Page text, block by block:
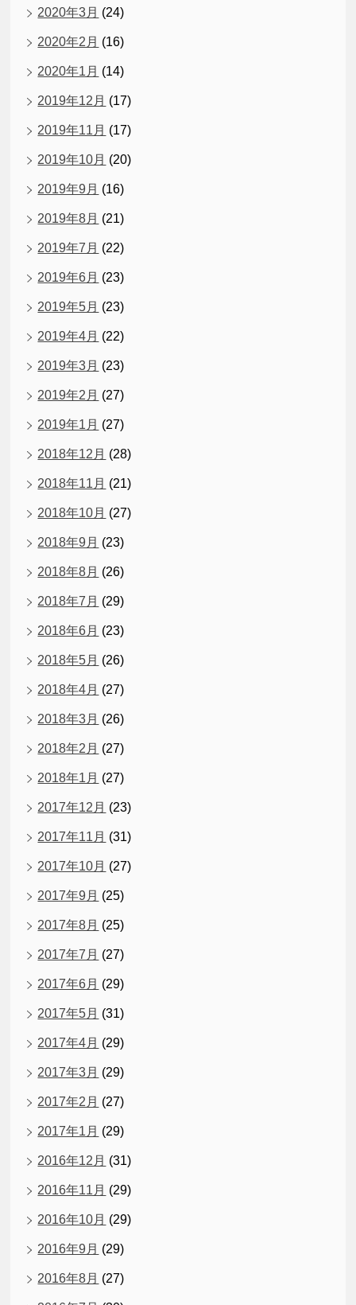
2020年3月 (24)
2020年2月 (16)
2020年1月 (14)
2019年12月 (17)
2019年11月 (17)
2019年10月 (20)
2019年9月 (16)
2019年8月 (21)
2019年7月 (22)
2019年6月 (23)
2019年5月 (23)
2019年4月 (22)
2019年3月 (23)
2019年2月 (27)
2019年1月 (27)
2018年12月 (28)
2018年11月 (21)
2018年10月 (27)
2018年9月 (23)
2018年8月 (26)
2018年7月 (29)
2018年6月 (23)
2018年5月 (26)
2018年4月 (27)
2018年3月 (26)
2018年2月 (27)
2018年1月 (27)
2017年12月 (23)
2017年11月 (31)
2017年10月 (27)
2017年9月 (25)
2017年8月 (25)
2017年7月 (27)
2017年6月 (29)
2017年5月 (31)
2017年4月 (29)
2017年3月 (29)
2017年2月 (27)
2017年1月 (29)
2016年12月 (31)
2016年11月 (29)
2016年10月 (29)
2016年9月 (29)
2016年8月 (27)